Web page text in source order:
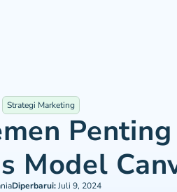
Strategi Marketing
Model
Diperbarui:Juli 9, 2024